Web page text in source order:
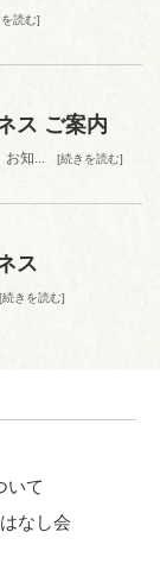
読む]
ス ご案内
知... [続きを読む]
ス
[続きを読む]
いて
なし会